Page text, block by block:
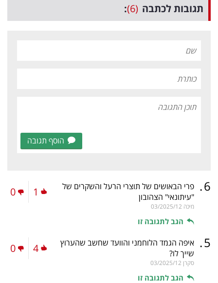
תגובות לכתבה (6)
:
הוסף תגובה
6
. פרי הבאושים של תוצרי הרעל והשקרים של
"עיתונאי" הצהובון
מיכה 03/2025/12
הגב לתגובה זו
1
0
5
. איפה הגמד הלוחמני והוועד שחשב שהערוץ
שייך לו?
סקרן 03/2025/12
הגב לתגובה זו
4
0